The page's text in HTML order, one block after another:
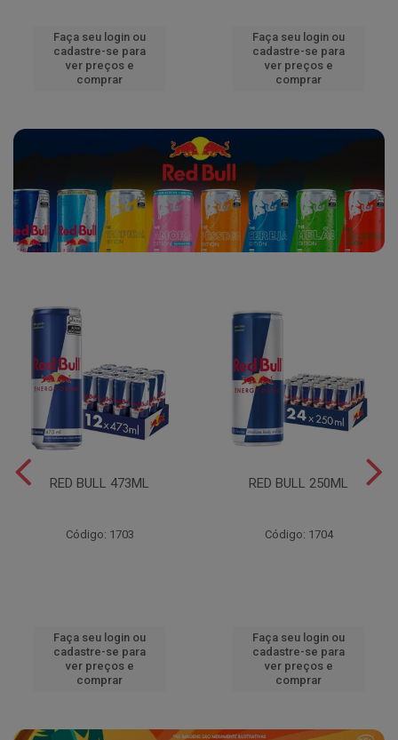
Faça seu login ou
cadastre-se para
ver preços e
comprar
Faça seu login ou
cadastre-se para
ver preços e
comprar
RED BULL 473ML
Código: 1703
Faça seu login ou
cadastre-se para
ver preços e
comprar
RED BULL 250ML
Código: 1704
Faça seu login ou
cadastre-se para
ver preços e
comprar